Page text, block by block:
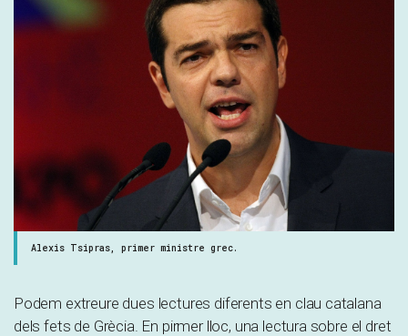
Alexis Tsipras, primer ministre grec.
Podem extreure dues lectures diferents en clau catalana
dels fets de Grècia. En pirmer lloc, una lectura sobre el dret